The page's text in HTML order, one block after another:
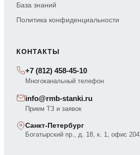
База знаний
Политика конфиденциальности
КОНТАКТЫ
+7 (812) 458-45-10
Многоканальный телефон
info@rmb-stanki.ru
Прием ТЗ и заявок
Санкт-Петербург
Богатырский пр., д. 18, к. 1, офис 204